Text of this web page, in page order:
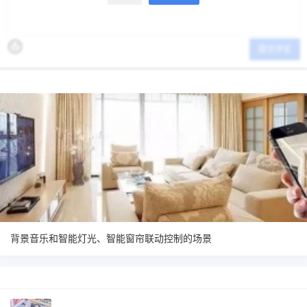
背景音乐和智能灯光、智能窗帘联动控制的场景